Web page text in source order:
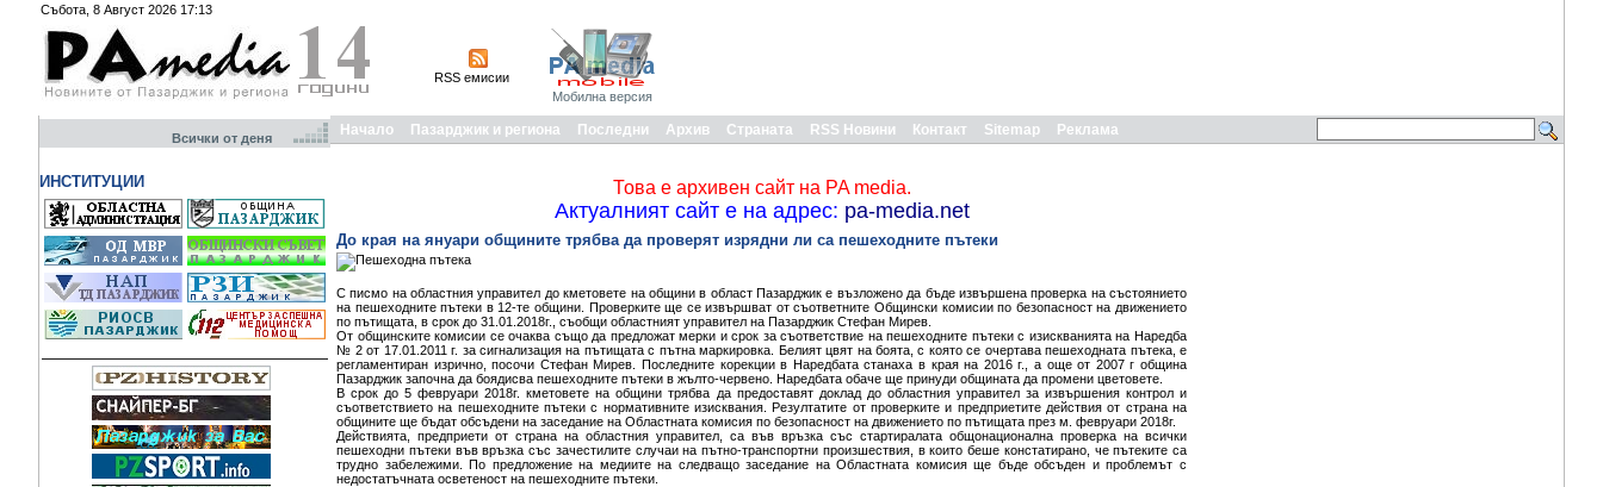
Събота, 8 Август 2026 17:13
RSS емисии
Мобилна версия
Всички от деня
ИНСТИТУЦИИ
Начало Пазарджик и региона Последни Архив Страната RSS Новини Контакт Sitemap Реклама
Това е архивен сайт на PA media.
Актуалният сайт е на адрес: pa-media.net
До края на януари общините трябва да проверят изрядни ли са пешеходните пътеки
С писмо на областния управител до кметовете на общини в област Пазарджик е възложено да бъде извършена проверка на състоянието
на пешеходните пътеки в 12-те общини. Проверките ще се извършват от съответните Общински комисии по безопасност на движението
по пътищата, в срок до 31.01.2018г., съобщи областният управител на Пазарджик Стефан Мирев.
От общинските комисии се очаква също да предложат мерки и срок за съответствие на пешеходните пътеки с изискванията на Наредба
№ 2 от 17.01.2011 г. за сигнализация на пътищата с пътна маркировка. Белият цвят на боята, с която се очертава пешеходната пътека, е
регламентиран изрично, посочи Стефан Мирев. Последните корекции в Наредбата станаха в края на 2016 г., а още от 2007 г община
Пазарджик започна да боядисва пешеходните пътеки в жълто-червено. Наредбата обаче ще принуди общината да промени цветовете.
В срок до 5 февруари 2018г. кметовете на общини трябва да предоставят доклад до областния управител за извършения контрол и
съответствието на пешеходните пътеки с нормативните изисквания. Резултатите от проверките и предприетите действия от страна на
общините ще бъдат обсъдени на заседание на Областната комисия по безопасност на движението по пътищата през м. февруари 2018г.
Действията, предприети от страна на областния управител, са във връзка със стартиралата общонационална проверка на всички
пешеходни пътеки във връзка със зачестилите случаи на пътно-транспортни произшествия, в които беше констатирано, че пътеките са
трудно забележими. По предложение на медиите на следващо заседание на Областната комисия ще бъде обсъден и проблемът с
недостатъчната осветеност на пешеходните пътеки.